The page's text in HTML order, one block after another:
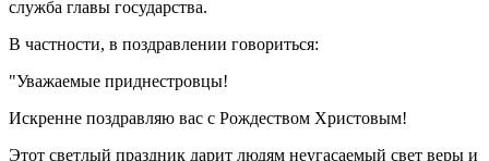
служба главы государства.
В частности, в поздравлении говориться:
"Уважаемые приднестровцы!
Искренне поздравляю вас с Рождеством Христовым!
Этот светлый праздник дарит людям неугасаемый свет веры и